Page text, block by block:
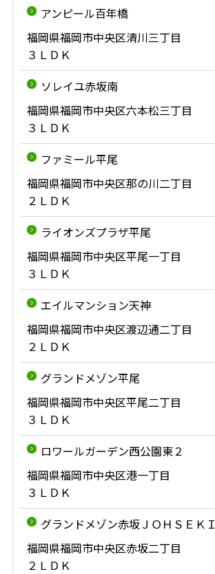
アンピール百年橋
福岡県福岡市中央区清川三丁目
３ＬＤＫ
ソレイユ赤坂南
福岡県福岡市中央区六本松三丁目
３ＬＤＫ
ファミール平尾
福岡県福岡市中央区那の川二丁目
２ＬＤＫ
ライオンズプラザ平尾
福岡県福岡市中央区平尾一丁目
３ＬＤＫ
エイルマンション天神
福岡県福岡市中央区渡辺通二丁目
２ＬＤＫ
グランドメゾン平尾
福岡県福岡市中央区平尾二丁目
３ＬＤＫ
ロワールガーデン西公園東２
福岡県福岡市中央区港一丁目
３ＬＤＫ
グランドメゾン赤坂ＪＯＨＳＥＫＩ
福岡県福岡市中央区赤坂二丁目
２ＬＤＫ